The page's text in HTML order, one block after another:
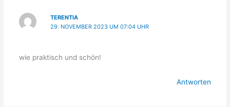
TERENTIA
29. NOVEMBER 2023 UM 07:04 UHR
wie praktisch und schön!
Antworten